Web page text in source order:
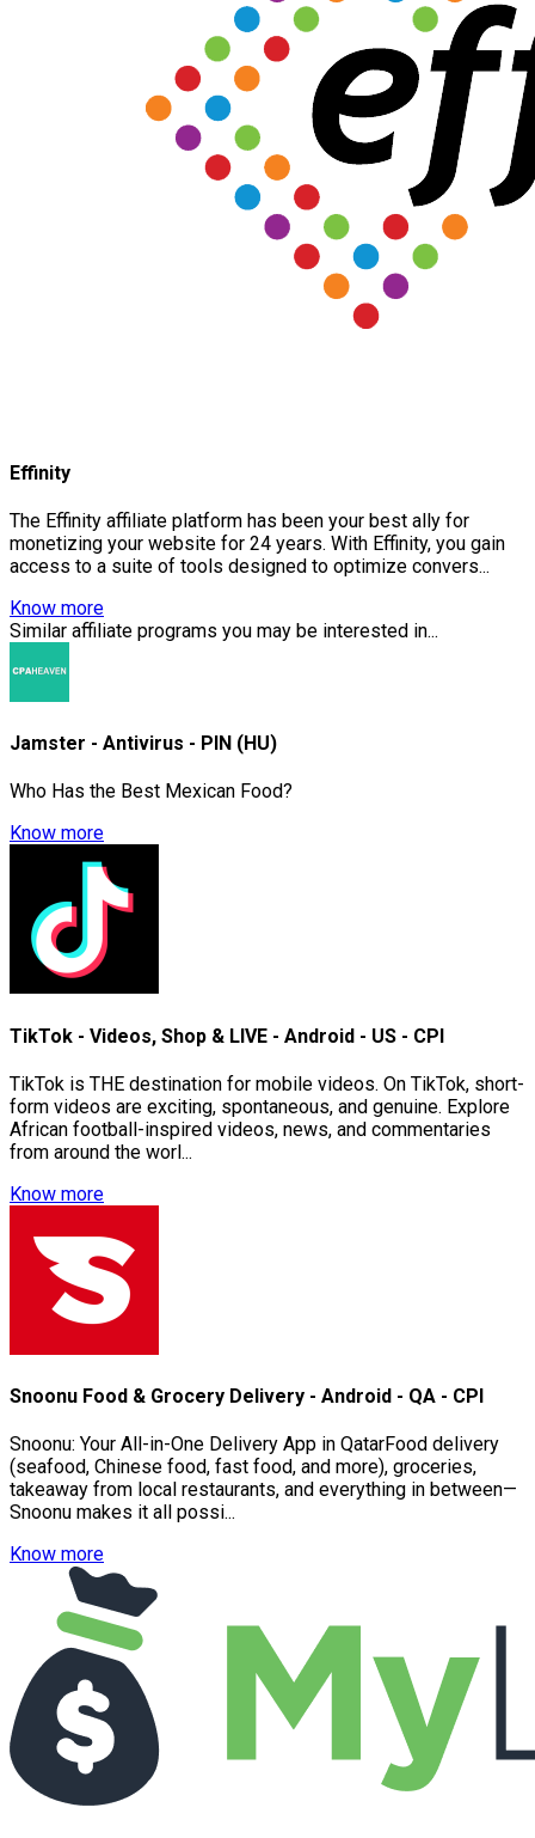
Effinity
The Effinity affiliate platform has been your best ally for
monetizing your website for 24 years. With Effinity, you gain
access to a suite of tools designed to optimize convers...
Know more
Similar affiliate programs you may be interested in...
Jamster - Antivirus - PIN (HU)
Who Has the Best Mexican Food?
Know more
TikTok - Videos, Shop & LIVE - Android - US - CPI
TikTok is THE destination for mobile videos. On TikTok, short-
form videos are exciting, spontaneous, and genuine. Explore
African football-inspired videos, news, and commentaries
from around the worl...
Know more
Snoonu Food & Grocery Delivery - Android - QA - CPI
Snoonu: Your All-in-One Delivery App in QatarFood delivery
(seafood, Chinese food, fast food, and more), groceries,
takeaway from local restaurants, and everything in between—
Snoonu makes it all possi...
Know more